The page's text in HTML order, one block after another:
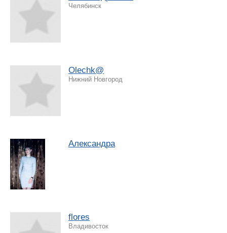
Челябинск
Olechk@
Нижний Новгород
Александра
flores
Владивосток